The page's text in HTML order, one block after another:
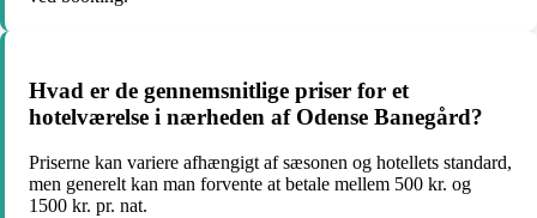
Hvad er de gennemsnitlige priser for et
hotelværelse i nærheden af Odense Banegård?
Priserne kan variere afhængigt af sæsonen og hotellets standard,
men generelt kan man forvente at betale mellem 500 kr. og
1500 kr. pr. nat.